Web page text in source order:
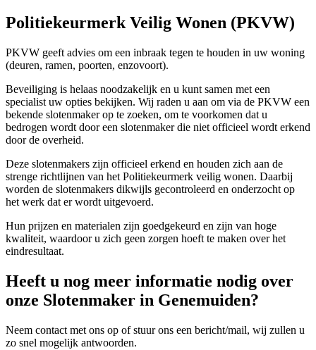
Politiekeurmerk Veilig Wonen (PKVW)
PKVW geeft advies om een inbraak tegen te houden in uw woning
(deuren, ramen, poorten, enzovoort).
Beveiliging is helaas noodzakelijk en u kunt samen met een
specialist uw opties bekijken. Wij raden u aan om via de PKVW een
bekende slotenmaker op te zoeken, om te voorkomen dat u
bedrogen wordt door een slotenmaker die niet officieel wordt erkend
door de overheid.
Deze slotenmakers zijn officieel erkend en houden zich aan de
strenge richtlijnen van het Politiekeurmerk veilig wonen. Daarbij
worden de slotenmakers dikwijls gecontroleerd en onderzocht op
het werk dat er wordt uitgevoerd.
Hun prijzen en materialen zijn goedgekeurd en zijn van hoge
kwaliteit, waardoor u zich geen zorgen hoeft te maken over het
eindresultaat.
Heeft u nog meer informatie nodig over
onze Slotenmaker in Genemuiden?
Neem contact met ons op of stuur ons een bericht/mail, wij zullen u
zo snel mogelijk antwoorden.